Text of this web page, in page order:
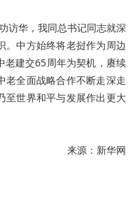
访华，我同总书记同志就深
。中方始终将老挝作为周边
老建交65周年为契机，赓续
老全面战略合作不断走深走
至世界和平与发展作出更大
来源：新华网